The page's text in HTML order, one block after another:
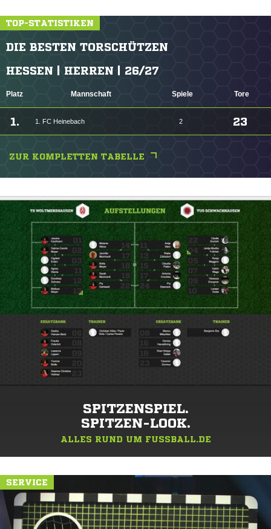
TOP-STATISTIKEN
DIE BESTEN TORSCHÜTZEN
HESSEN | HERREN | 26/27
Platz Mannschaft Spiele Tore
1. 1. FC Heinebach 2 23
ZUR KOMPLETTEN TABELLE
SPITZENSPIEL.
SPITZEN-LOOK.
ALLES RUND UM FUSSBALL.DE
SERVICE